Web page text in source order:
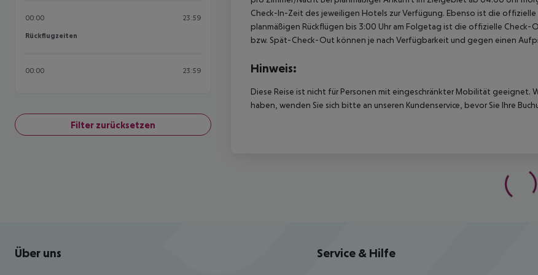
00:00 23:59
Rückflugzeiten
Rückflugzeiten
00:00 23:59
Filter zurücksetzen
Check-In-Zeit des jeweiligen Hotels zur Verfügung. Ebenso ist die
planmäßigen Rückflügen bis 3:00 Uhr am Folgetag ist die offizielle
bzw. Spät-Check-Out können je nach Verfügbarkeit und gegen einen
Hinweis:
Diese Reise ist nicht für Personen mit eingeschränkter Mobilität geeignet.
haben, wenden Sie sich bitte an unseren Kundenservice, bevor Sie Ihre
Footer navigation
Über uns Service & Hilfe